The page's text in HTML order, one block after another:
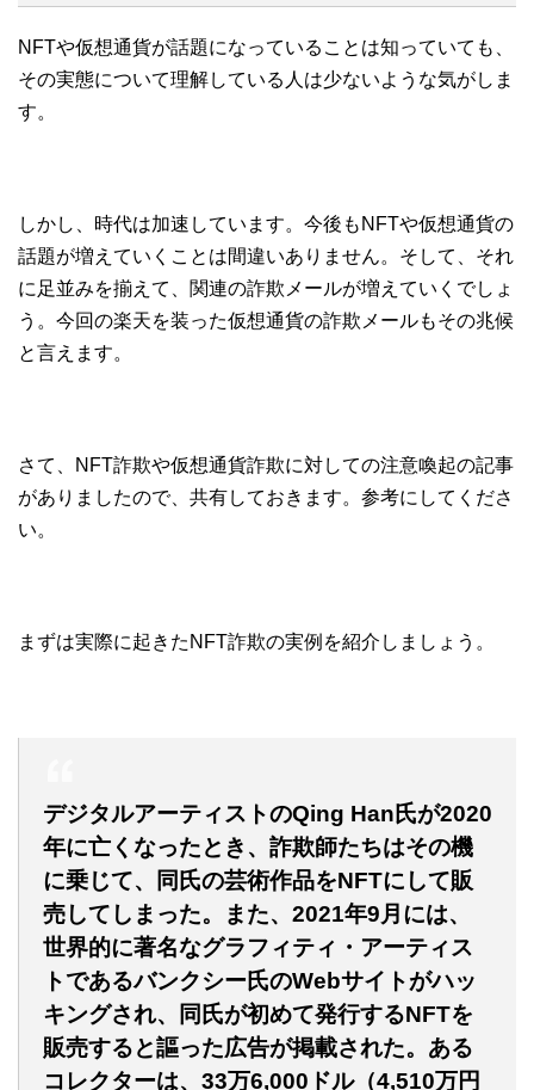
NFTや仮想通貨が話題になっていることは知っていても、
その実態について理解している人は少ないような気がしま
す。
しかし、時代は加速しています。今後もNFTや仮想通貨の
話題が増えていくことは間違いありません。そして、それ
に足並みを揃えて、関連の詐欺メールが増えていくでしょ
う。今回の楽天を装った仮想通貨の詐欺メールもその兆候
と言えます。
さて、NFT詐欺や仮想通貨詐欺に対しての注意喚起の記事
がありましたので、共有しておきます。参考にしてくださ
い。
まずは実際に起きたNFT詐欺の実例を紹介しましょう。
デジタルアーティストのQing Han氏が2020
年に亡くなったとき、詐欺師たちはその機
に乗じて、同氏の芸術作品をNFTにして販
売してしまった。また、2021年9月には、
世界的に著名なグラフィティ・アーティス
トであるバンクシー氏のWebサイトがハッ
キングされ、同氏が初めて発行するNFTを
販売すると謳った広告が掲載された。ある
コレクターは、33万6,000ドル（4,510万円